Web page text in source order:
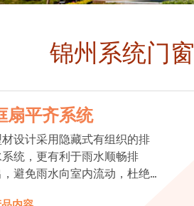
锦州系统门窗
扇平齐系统
设计采用隐藏式有组织的排
统，更有利于雨水顺畅排
，避免雨水向室内流动，杜绝